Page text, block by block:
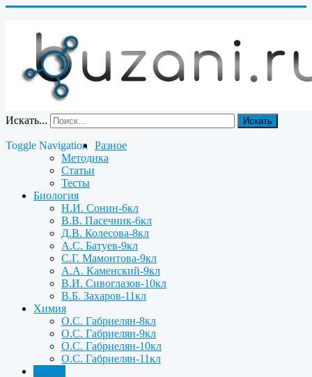
Искать... Искать
Toggle Navigation
Разное
Методика
Статьи
Тесты
Биология
Н.И. Сонин-6кл
В.В. Пасечник-6кл
Д.В. Колесова-8кл
А.С. Батуев-9кл
С.Г. Мамонтова-9кл
А.А. Каменский-9кл
В.И. Сивоглазов-10кл
В.Б. Захаров-11кл
Химия
О.С. Габриелян-8кл
О.С. Габриелян-9кл
О.С. Габриелян-10кл
О.С. Габриелян-11кл